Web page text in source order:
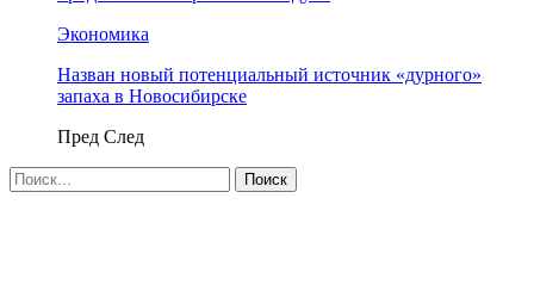
Экономика
Назван новый потенциальный источник «дурного»
запаха в Новосибирске
Пред След